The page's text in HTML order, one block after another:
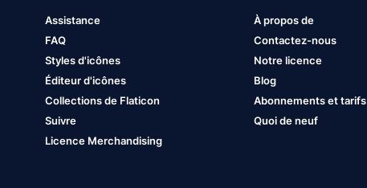
Assistance
FAQ
Styles d'icônes
Éditeur d'icônes
Collections de Flaticon
Suivre
Licence Merchandising
À propos de
Contactez-nous
Notre licence
Blog
Abonnements et tarifs
Quoi de neuf